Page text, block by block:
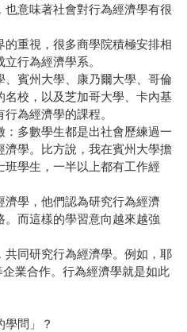
意味著社會對行為經濟學有很
重視，很多商學院積極安排相
行為經濟學系。
賓州大學、康乃爾大學、哥倫
校，以及芝加哥大學、卡內基
為經濟學的課程。
多數學生都是出社會歷練過一
學。比方說，我在賓州大學擔
學生，一半以上都有工作經
學，他們認為研究行為經濟
而這樣的學習意向越來越強
同研究行為經濟學。例如，耶
業合作。行為經濟學就是如此
問」？